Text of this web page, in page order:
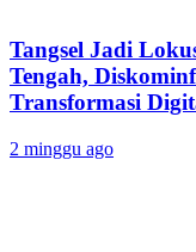
Tangsel Jadi
Tengah,
Transformasi
2 minggu ago